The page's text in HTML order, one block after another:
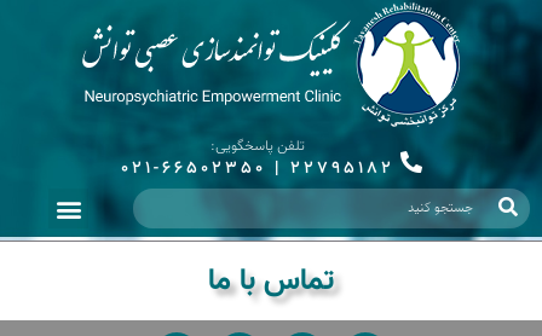
تلفن پاسخگویی:
22795182
|
021-66502350
تماس با ما